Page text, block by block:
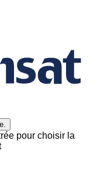
pour choisir la